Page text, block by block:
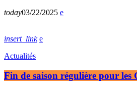
today03/22/2025
insert_link
Actualités
Fin de saison régulière pour les